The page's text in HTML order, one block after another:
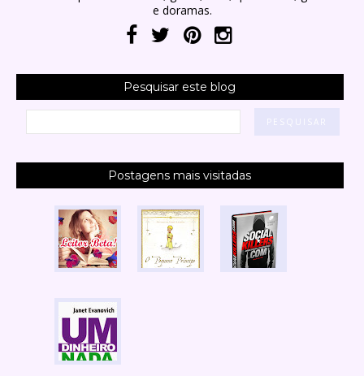
e doramas.
Pesquisar este blog
Postagens mais visitadas